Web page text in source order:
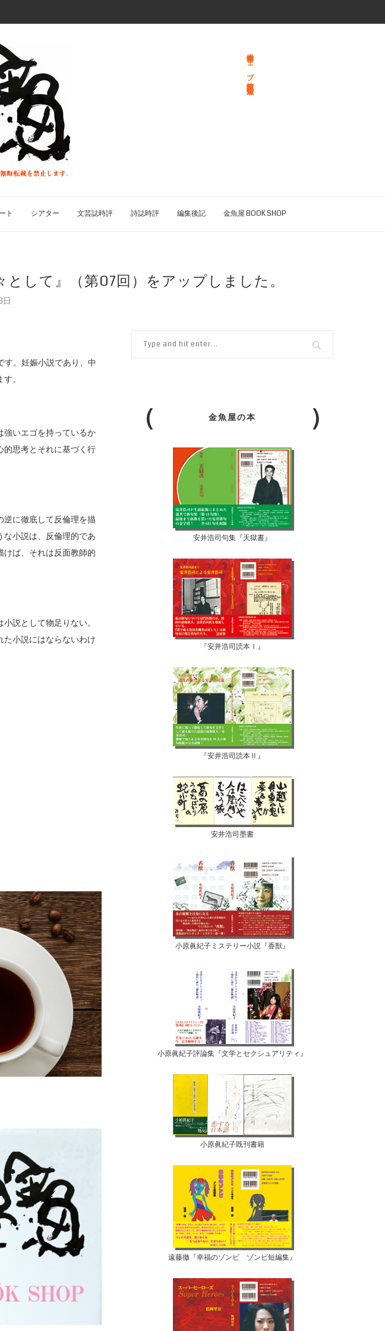
総合文学ウェブ情報誌 文学金魚
ト シアター 文芸誌時評 詩誌時評 編集後記 金魚屋 BOOK SHOP
して』（第07回）をアップしました。
日
。妊娠小説であり、中
。
強いエゴを持っているか
的思考とそれに基づく行
逆に徹底して反倫理を描
小説は、反倫理的であ
ば、それは反面教師的
説として物足りない。
小説にはならないわけ
金魚屋の本
安井浩司句集『天獄書』
『安井浩司読本Ⅰ』
『安井浩司読本Ⅱ』
安井浩司墨書
小原眞紀子ミステリー小説『香獣』
小原眞紀子評論集『文学とセクシュアリティ』
小原眞紀子既刊書籍
遠藤徹『幸福のゾンビ ゾンビ短編集』